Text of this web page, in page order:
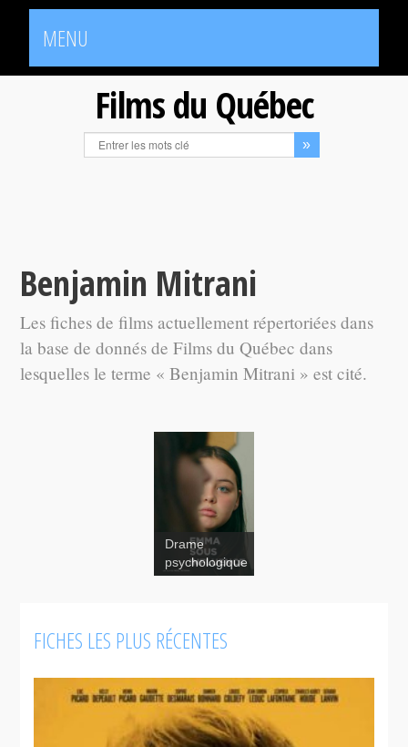
MENU
Films du Québec
Benjamin Mitrani
Les fiches de films actuellement répertoriées dans
la base de donnés de Films du Québec dans
lesquelles le terme « Benjamin Mitrani » est cité.
trace d'Igor
Rizzi
Drame
psychologique
FICHES LES PLUS RÉCENTES